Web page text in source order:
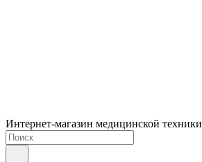
Интернет-магазин медицинской техники